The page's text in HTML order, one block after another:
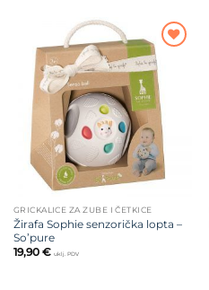
Dodajte
na listu
želja
GRICKALICE ZA ZUBE I ČETKICE
Žirafa Sophie senzorička lopta –
So’pure
19,90 € uklj. PDV